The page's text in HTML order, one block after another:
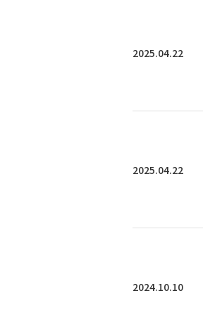
2025.04.22
2025.04.22
2024.10.10